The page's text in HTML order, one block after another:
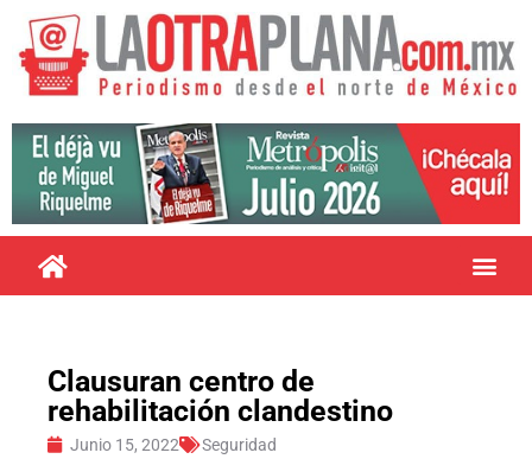
Clausuran centro de
rehabilitación clandestino
Junio 15, 2022 Seguridad